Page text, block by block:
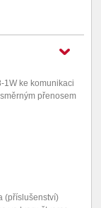
1W ke komunikaci
přenosem
(příslušenství)